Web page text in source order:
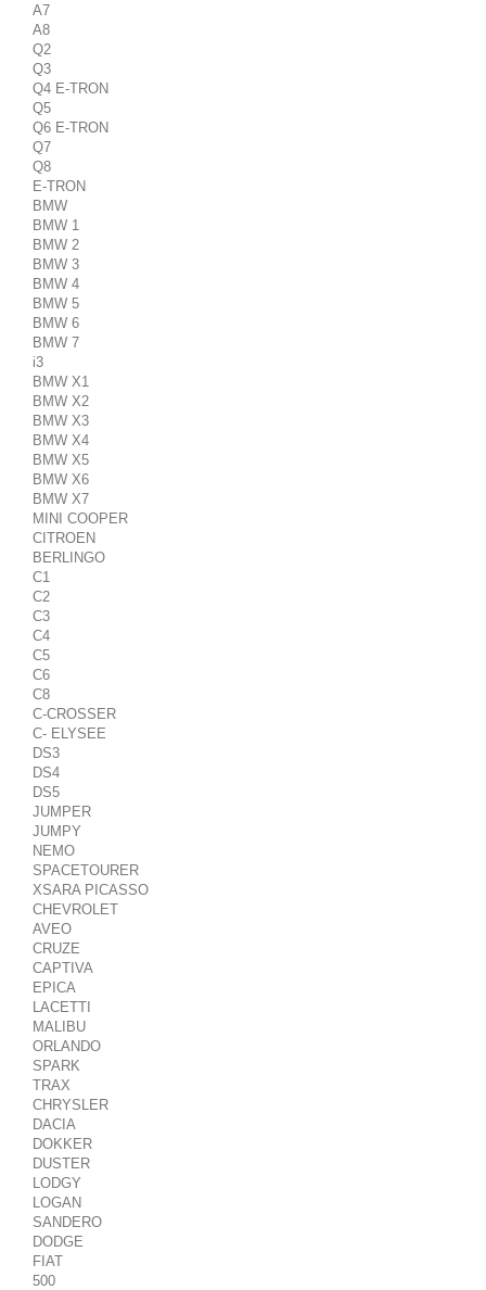
A7
A8
Q2
Q3
Q4 E-TRON
Q5
Q6 E-TRON
Q7
Q8
E-TRON
BMW
BMW 1
BMW 2
BMW 3
BMW 4
BMW 5
BMW 6
BMW 7
i3
BMW X1
BMW X2
BMW X3
BMW X4
BMW X5
BMW X6
BMW X7
MINI COOPER
CITROEN
BERLINGO
C1
C2
C3
C4
C5
C6
C8
C-CROSSER
C- ELYSEE
DS3
DS4
DS5
JUMPER
JUMPY
NEMO
SPACETOURER
XSARA PICASSO
CHEVROLET
AVEO
CRUZE
CAPTIVA
EPICA
LACETTI
MALIBU
ORLANDO
SPARK
TRAX
CHRYSLER
DACIA
DOKKER
DUSTER
LODGY
LOGAN
SANDERO
DODGE
FIAT
500